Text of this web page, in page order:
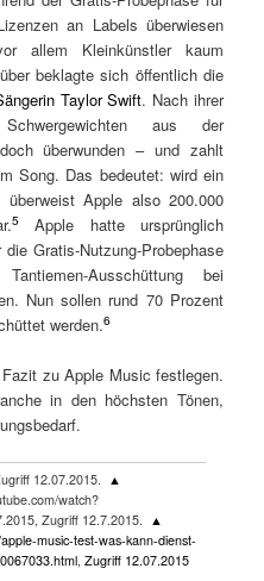
an Labels überwiesen
allem Kleinkünstler kaum
beklagte sich öffentlich die
Taylor Swift. Nach ihrer
aus der
überwunden – und zahlt
Song. Das bedeutet: wird ein
Apple also 200.000
5
Apple hatte ursprünglich
Gratis-Nutzung-Probephase
Ausschüttung bei
Nun sollen rund 70 Prozent
werden.6
zu Apple Music festlegen.
in den höchsten Tönen,
12.07.2015. ▲
watch?
Zugriff 12.7.2015. ▲
music-test-was-kann-dienst-
,Zugriff 12.07.2015